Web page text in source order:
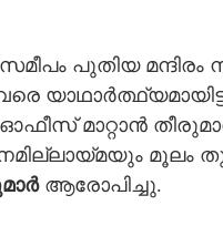
പുതിയ മന്ദിരം
മാറ്റാൻ
മൂലം
ആരോപിച്ചു.